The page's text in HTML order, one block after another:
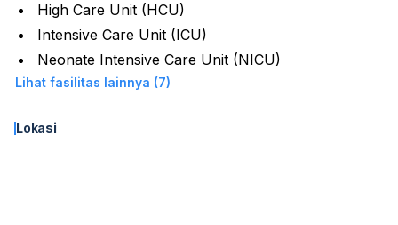
High Care Unit (HCU)
Intensive Care Unit (ICU)
Neonate Intensive Care Unit (NICU)
Lihat fasilitas lainnya (7)
Lokasi